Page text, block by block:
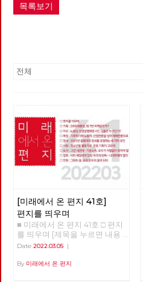
목록보기
[미래에서 온 편지 41호]
편지를 띄우며
■ 미래에서 온 편지 41호 □ 편지
를 띄우며 [제목을 누르면 내용
을 볼 수 있습니다.] □ 편지를 띄
번 이백윤인가? □ 이슈 : 노동당
Date 2022.03.05 |
By 미래에서 온 편지